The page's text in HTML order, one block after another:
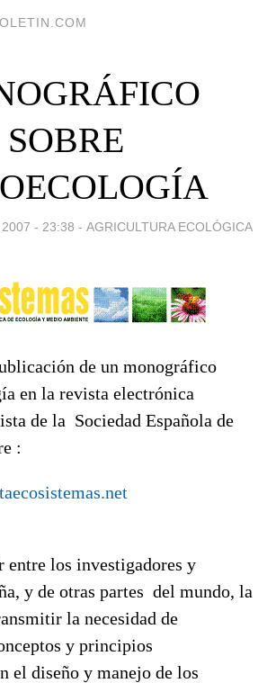
SOBRE
- 23:38 - AGRICULTURA ECOLÓGICA
de un monográfico
en la revista electrónica
de la Sociedad Española de
:
entre los investigadores y
y de otras partes del mundo, la
la necesidad de
y principios
el diseño y manejo de los